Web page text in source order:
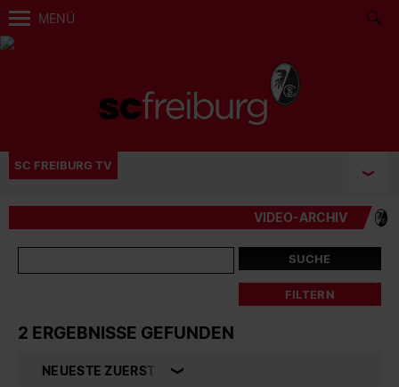
MENÜ
SC FREIBURG TV
VIDEO-ARCHIV
SUCHE
FILTERN
2 ERGEBNISSE GEFUNDEN